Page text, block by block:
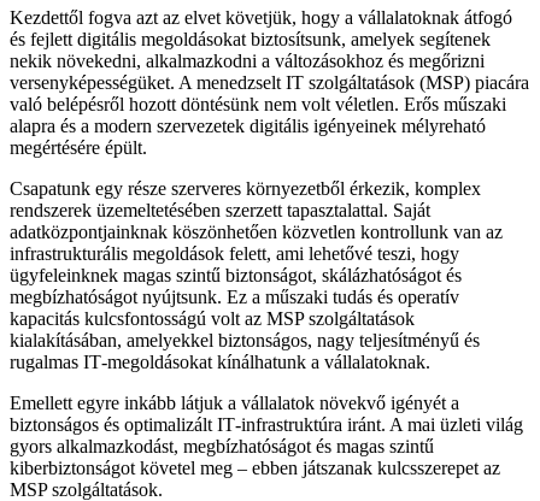
Kezdettől fogva azt az elvet követjük, hogy a vállalatoknak átfogó
és fejlett digitális megoldásokat biztosítsunk, amelyek segítenek
nekik növekedni, alkalmazkodni a változásokhoz és megőrizni
versenyképességüket. A menedzselt IT szolgáltatások (MSP) piacára
való belépésről hozott döntésünk nem volt véletlen. Erős műszaki
alapra és a modern szervezetek digitális igényeinek mélyreható
megértésére épült.
Csapatunk egy része szerveres környezetből érkezik, komplex
rendszerek üzemeltetésében szerzett tapasztalattal. Saját
adatközpontjainknak köszönhetően közvetlen kontrollunk van az
infrastrukturális megoldások felett, ami lehetővé teszi, hogy
ügyfeleinknek magas szintű biztonságot, skálázhatóságot és
megbízhatóságot nyújtsunk. Ez a műszaki tudás és operatív
kapacitás kulcsfontosságú volt az MSP szolgáltatások
kialakításában, amelyekkel biztonságos, nagy teljesítményű és
rugalmas IT‑megoldásokat kínálhatunk a vállalatoknak.
Emellett egyre inkább látjuk a vállalatok növekvő igényét a
biztonságos és optimalizált IT‑infrastruktúra iránt. A mai üzleti világ
gyors alkalmazkodást, megbízhatóságot és magas szintű
kiberbiztonságot követel meg – ebben játszanak kulcsszerepet az
MSP szolgáltatások.